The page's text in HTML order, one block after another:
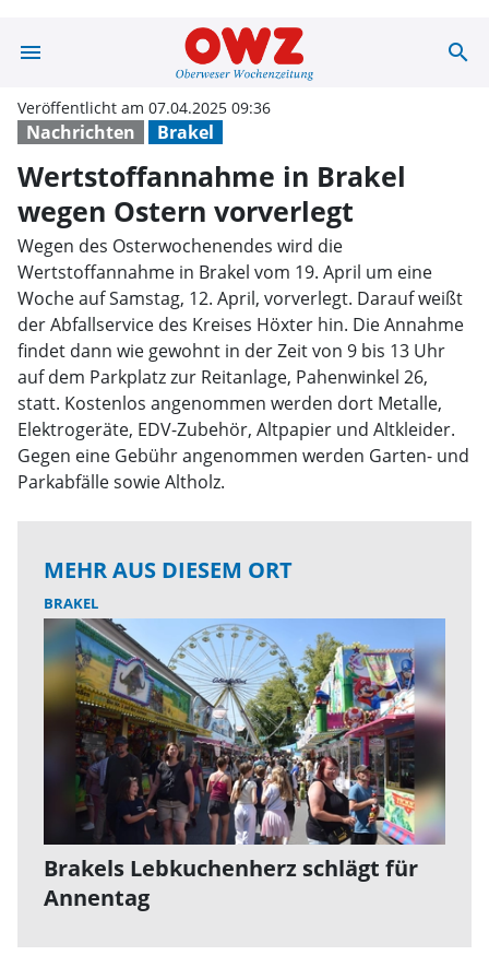
menu search
Nachrichten Brakel
Veröffentlicht am 07.04.2025 09:36
Wertstoffannahme in Brakel
wegen Ostern vorverlegt
Wegen des Osterwochenendes wird die
Wertstoffannahme in Brakel vom 19. April um eine
Woche auf Samstag, 12. April, vorverlegt. Darauf weißt
der Abfallservice des Kreises Höxter hin. Die Annahme
findet dann wie gewohnt in der Zeit von 9 bis 13 Uhr
auf dem Parkplatz zur Reitanlage, Pahenwinkel 26,
statt. Kostenlos angenommen werden dort Metalle,
Elektrogeräte, EDV-Zubehör, Altpapier und Altkleider.
Gegen eine Gebühr angenommen werden Garten- und
Parkabfälle sowie Altholz.
MEHR AUS DIESEM ORT
BRAKEL
Brakels Lebkuchenherz schlägt für
Annentag